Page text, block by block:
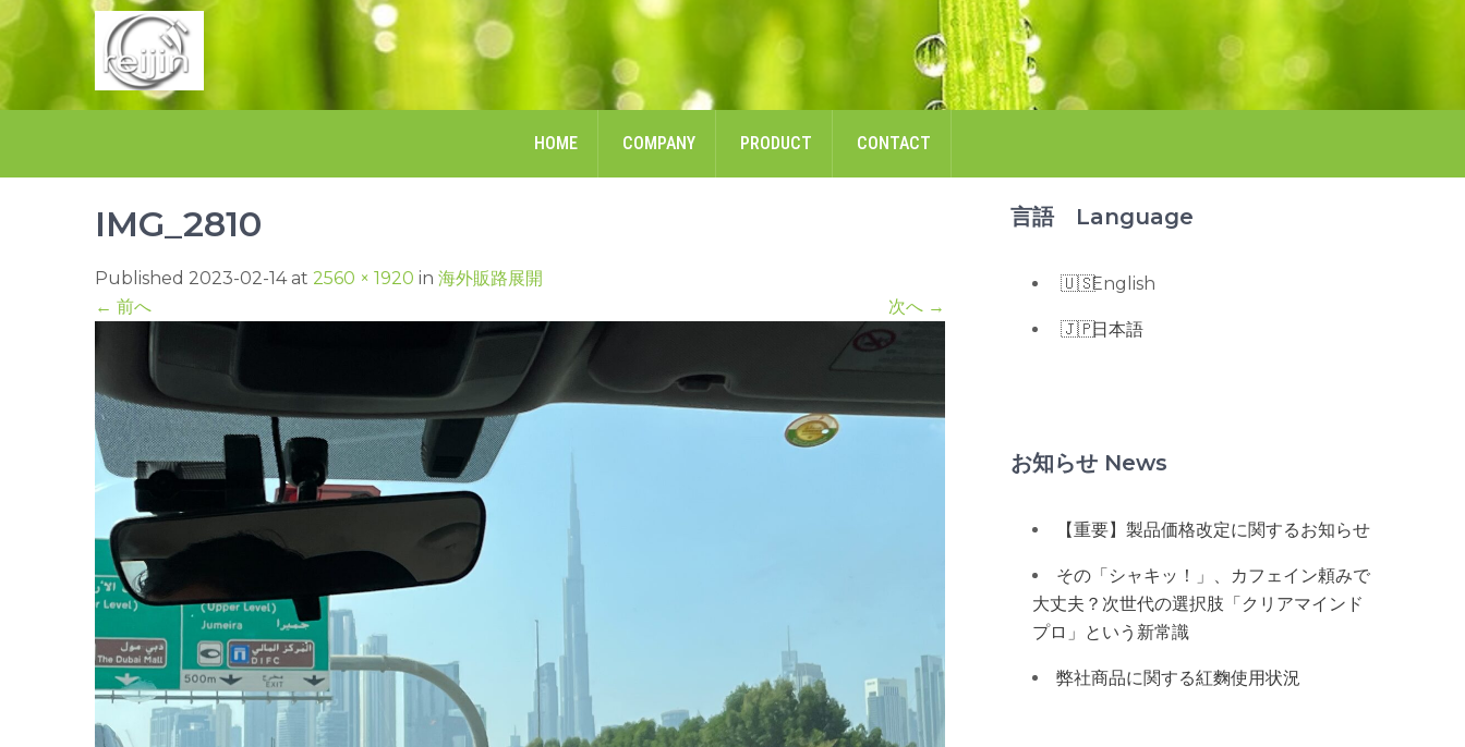
Skip
content
HOME COMPANY PRODUCT CONTACT
IMG_2810
Published 2023-02-14 at 2560 × 1920 in 海外販路展開
← 前へ 次へ →
言語 Language
English
日本語
お知らせ News
【重要】製品価格改定に関するお知らせ
その「シャキッ！」、カフェイン頼みで
大丈夫？次世代の選択肢「クリアマインド
プロ」という新常識
弊社商品に関する紅麴使用状況